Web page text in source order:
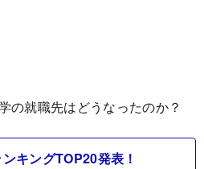
の就職先はどうなったのか？
キングTOP20発表！